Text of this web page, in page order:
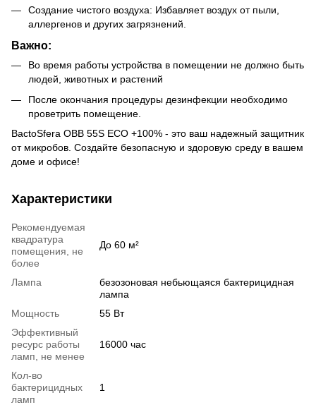
Создание чистого воздуха: Избавляет воздух от пыли,
аллергенов и других загрязнений.
Важно:
Во время работы устройства в помещении не должно быть
людей, животных и растений
После окончания процедуры дезинфекции необходимо
проветрить помещение.
BactoSfera OBB 55S ECO +100% - это ваш надежный защитник
от микробов. Создайте безопасную и здоровую среду в вашем
доме и офисе!
Характеристики
Рекомендуемая
квадратура
помещения, не
более
До 60 м²
Лампа
безозоновая небьющаяся бактерицидная
лампа
Мощность
55 Вт
Эффективный
ресурс работы
ламп, не менее
16000 час
Кол-во
бактерицидных
ламп
1